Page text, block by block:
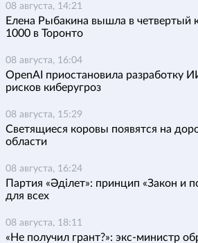
08 августа, 14:21
Елена Рыбакина вышла в четвертый
1000 в Торонто
08 августа, 16:04
OpenAI приостановила разработку
рисков киберугроз
08 августа, 15:29
Светящиеся коровы появятся на
области
08 августа, 16:24
Партия «Әділет»: принцип «Закон и
для всех
08 августа, 18:11
«Не получил грант?»: экс-министр